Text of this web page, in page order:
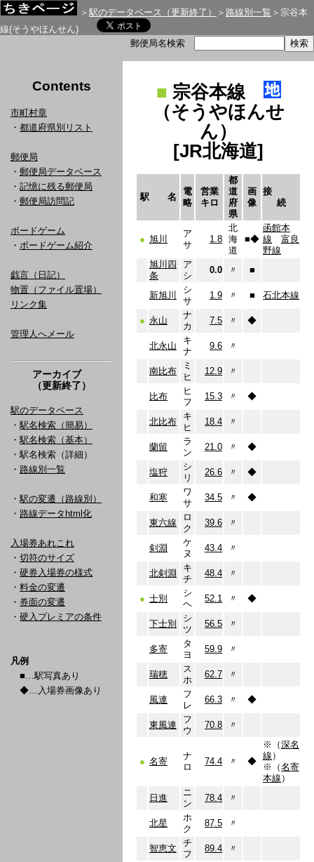
＞ 駅のデータベース（更新終了） ＞ 路線別一覧 ＞宗谷本
線(そうやほんせん)
郵便局名検索
Contents
市町村章
・ 都道府県別リスト
郵便局
・ 郵便局データベース
・ 記憶に残る郵便局
・ 郵便局訪問記
ボードゲーム
・ ボードゲーム紹介
戯言（日記）
物置（ファイル置場）
リンク集
管理人へメール
アーカイブ
（更新終了）
駅のデータベース
・ 駅名検索（簡易）
・ 駅名検索（基本）
・駅名検索（詳細）
・ 路線別一覧
・ 駅の変遷（路線別）
・ 路線データhtml化
入場券あれこれ
・ 切符のサイズ
・ 硬券入場券の様式
・ 料金の変遷
・ 券面の変遷
・ 硬入プレミアの条件
凡例
■…駅写真あり
◆…入場券画像あり
■ 宗谷本線
（そうやほんせ
ん）
[JR北海道]
駅 名
電
略
営業
キロ
都
道
府
県
画
像
接
続
● 旭川
ア
サ
1.8
北
海
道
■◆
函館本
線
富良
野線
旭川四
条
ア
シ
0.0 〃 ■
新旭川
シ
サ
1.9 〃 ■ 石北本線
● 永山
ナ
カ
7.5 〃 ◆
北永山
キ
ナ
9.6 〃
南比布
ミ
ヒ
12.9 〃
比布
ヒ
フ
15.3 〃 ◆
北比布
キ
ヒ
18.4 〃
蘭留
ラ
ン
21.0 〃 ◆
塩狩
シ
リ
26.6 〃 ◆
和寒
ワ
サ
34.5 〃 ◆
東六線
ロ
ク
39.6 〃
剣淵
ケ
ヌ
43.4 〃
北剣淵
キ
チ
48.4 〃
● 士別
シ
ヘ
52.1 〃 ◆
下士別
シ
ツ
56.5 〃
多寄
タ
ヨ
59.9 〃
瑞穂
ス
ホ
62.7 〃
風連
フ
レ
66.3 〃 ◆
東風連
フ
ウ
70.8 〃
● 名寄
ナ
ロ
74.4 〃 ◆
※（深名
線 ）
※（名寄
本線 ）
日進
ニ
ン
78.4 〃
北星
ホ
ク
87.5 〃
智恵文
チ
フ
89.4 〃